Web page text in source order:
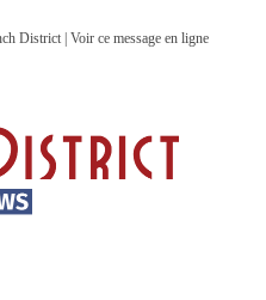
District | Voir ce message en ligne